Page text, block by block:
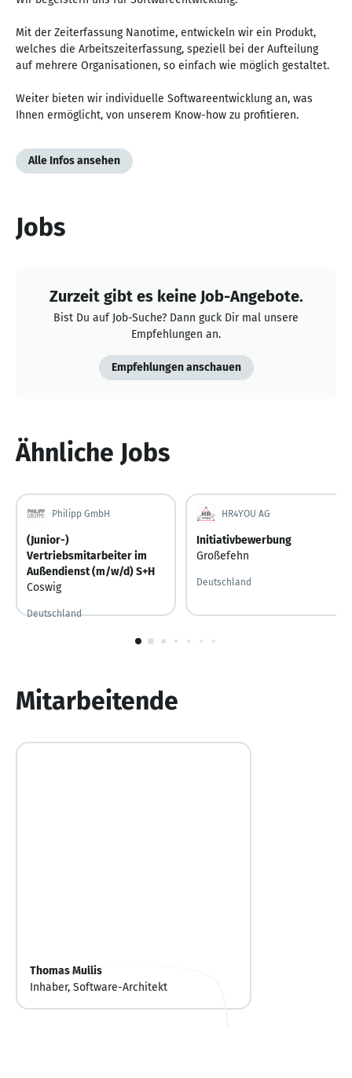
Mit der Zeiterfassung Nanotime, entwickeln wir ein Produkt,
welches die Arbeitszeiterfassung, speziell bei der Aufteilung
auf mehrere Organisationen, so einfach wie möglich gestaltet.
Weiter bieten wir individuelle Softwareentwicklung an, was
Ihnen ermöglicht, von unserem Know-how zu profitieren.
Alle Infos ansehen
Jobs
Zurzeit gibt es keine Job-Angebote.
Bist Du auf Job-Suche? Dann guck Dir mal unsere
Empfehlungen an.
Empfehlungen anschauen
Ähnliche Jobs
Philipp GmbH
(Junior-)
Vertriebsmitarbeiter im
Außendienst (m/w/d) S+H
Coswig
Deutschland
HR4YOU AG
Initiativbewerbung
Großefehn
Deutschland
1
Mitarbeitende
Thomas Mullis
Inhaber, Software-Architekt